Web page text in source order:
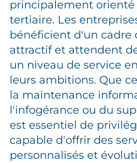
principalement orienté
tertiaire. Les
bénéficient d'un cadre
attractif et attendent
un niveau de service
leurs ambitions. Que
la maintenance
l'infogérance ou du
est essentiel de
capable d'offrir des
personnalisés et